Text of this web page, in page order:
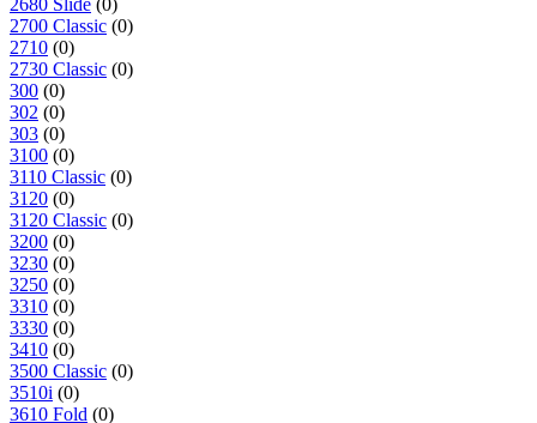
2680 Slide (0)
2700 Classic (0)
2710 (0)
2730 Classic (0)
300 (0)
302 (0)
303 (0)
3100 (0)
3110 Classic (0)
3120 (0)
3120 Classic (0)
3200 (0)
3230 (0)
3250 (0)
3310 (0)
3330 (0)
3410 (0)
3500 Classic (0)
3510i (0)
3610 Fold (0)